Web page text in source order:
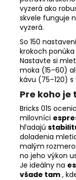
vyzerá ako
skvele funguje
vyzerá.
So 150
krokoch ponúka
Nastavte si
moka (15–60)
kávu (75–120)
Pre koho je
Bricks 01S
milovníci
hľadajú
doladenia
malým
no jeho výkon
Je ideálny na
všade tam ,